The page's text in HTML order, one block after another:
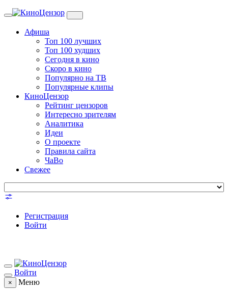
Toggle
Афиша
Топ 100 лучших
Топ 100 худших
Сегодня в кино
Скоро в кино
Популярно на ТВ
Популярные клипы
КиноЦензор
Рейтинг цензоров
Интересно зрителям
Аналитика
Идеи
О проекте
Правила сайта
ЧаВо
Свежее
Регистрация
Войти
Войти
× Меню